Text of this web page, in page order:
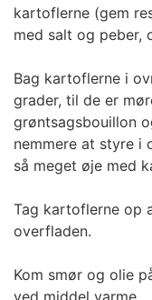
kartoflerne (gem
med salt og peber,
Bag kartoflerne i
grader, til de er
grøntsagsbouillon
nemmere at styre i
så meget øje med
Tag kartoflerne op
overfladen.
Kom smør og olie